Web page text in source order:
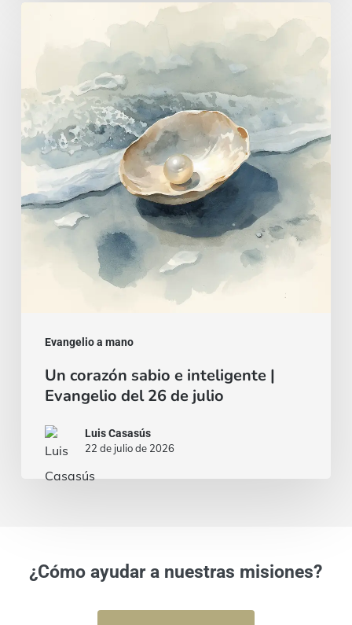
Evangelio a mano
inteligente
|
Evangelio
del
26
Un corazón sabio e inteligente |
Evangelio del 26 de julio
Luis Casasús
22 de julio de 2026
¿Cómo ayudar a nuestras misiones?